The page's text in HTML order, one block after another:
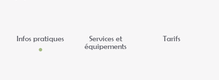
Infos pratiques
Services et
équipements
Tarifs